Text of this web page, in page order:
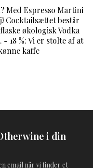
Med Espresso Martini
Cocktailsættet består
økologisk Vodka
18 %: Vi er stolte af at
kaffe
i din
email når vi finder et